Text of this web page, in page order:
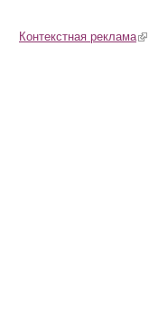
Контекстная реклама